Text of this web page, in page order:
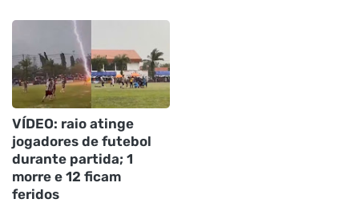
VÍDEO: raio atinge
jogadores de futebol
durante partida; 1
morre e 12 ficam
feridos